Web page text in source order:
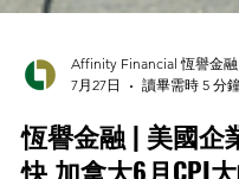
Affinity Financial 恆譽金融